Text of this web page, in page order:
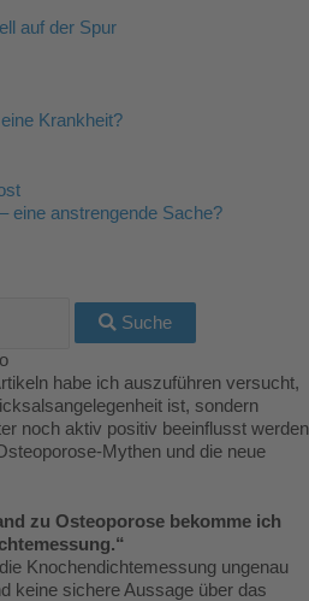
auf der Spur
Krankheit?
eine anstrengende Sache?
Suche
habe ich auszuführen versucht,
ist, sondern
noch aktiv positiv beeinflusst werden
Mythen und die neue
zu Osteoporose bekomme ich
Knochendichtemessung ungenau
keine sichere Aussage über das